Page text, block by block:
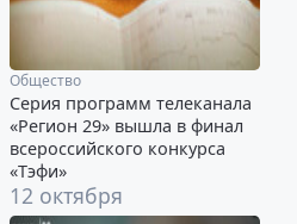
Общество
Серия программ телеканала
«Регион 29» вышла в финал
всероссийского конкурса
«Тэфи»
12 октября